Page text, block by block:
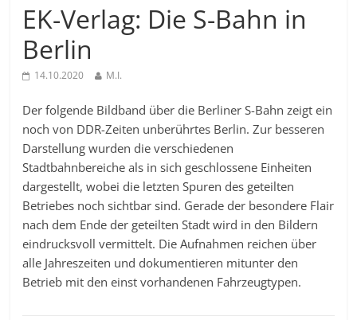
EK-Verlag: Die S-Bahn in
Berlin
14.10.2020 M.I.
Der folgende Bildband über die Berliner S-Bahn zeigt ein
noch von DDR-Zeiten unberührtes Berlin. Zur besseren
Darstellung wurden die verschiedenen
Stadtbahnbereiche als in sich geschlossene Einheiten
dargestellt, wobei die letzten Spuren des geteilten
Betriebes noch sichtbar sind. Gerade der besondere Flair
nach dem Ende der geteilten Stadt wird in den Bildern
eindrucksvoll vermittelt. Die Aufnahmen reichen über
alle Jahreszeiten und dokumentieren mitunter den
Betrieb mit den einst vorhandenen Fahrzeugtypen.